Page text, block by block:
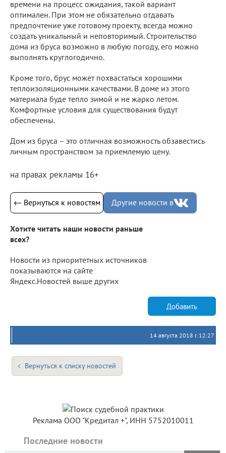
времени на процесс ожидания, такой вариант
оптимален. При этом не обязательно отдавать
предпочтение уже готовому проекту, всегда можно
создать уникальный и неповторимый. Строительство
дома из бруса возможно в любую погоду, его можно
выполнять круглогодично.
Кроме того, брус может похвастаться хорошими
теплоизоляционными качествами. В доме из этого
материала буде тепло зимой и не жарко летом.
Комфортные условия для существования будут
обеспечены.
Дом из бруса – это отличная возможность обзавестись
личным пространством за приемлемую цену.
на правах рекламы 16+
← Вернуться к новостям Другие новости в
Хотите читать наши новости раньше
всех?
Новости из приоритетных источников
показываются на сайте
Яндекс.Новостей выше других
Добавить
14 августа 2018 г. 12:27
Вернуться к списку новостей
Реклама ООО "Кредитал +", ИНН 5752010011
Последние новости